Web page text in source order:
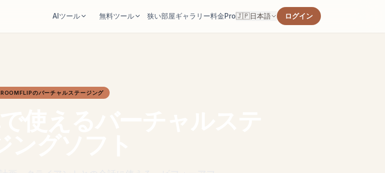
AIツール
家具の配置替え
同じ部屋、同じ家具で、より良いレイアウ
無料ツール
部屋に合うラグサイズの目安を見つけま
す。
狭い部屋ギャラリー料金Pro🇯🇵日本語 ログイン
ROOMFLIPのバーチャルステージング